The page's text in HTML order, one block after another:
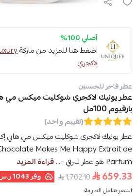
أصلي 100%
اضغط هنا للمزيد من ماركة
لاكجري
عطر فاخر للجنسين
عطر يونيك لاكجري شوكليت ميكس مي
بارفيوم 100مل
(تقييم واحد)
عطر يونيك لاكجري شوكليت ميكس مي هابي
Makes Me Happy Extrait de
Parfum هو عطر شرقي –...
قراءة المزيد
659.33
1,702.10 وفر1043 ر.س
السعر شامل الضريبة